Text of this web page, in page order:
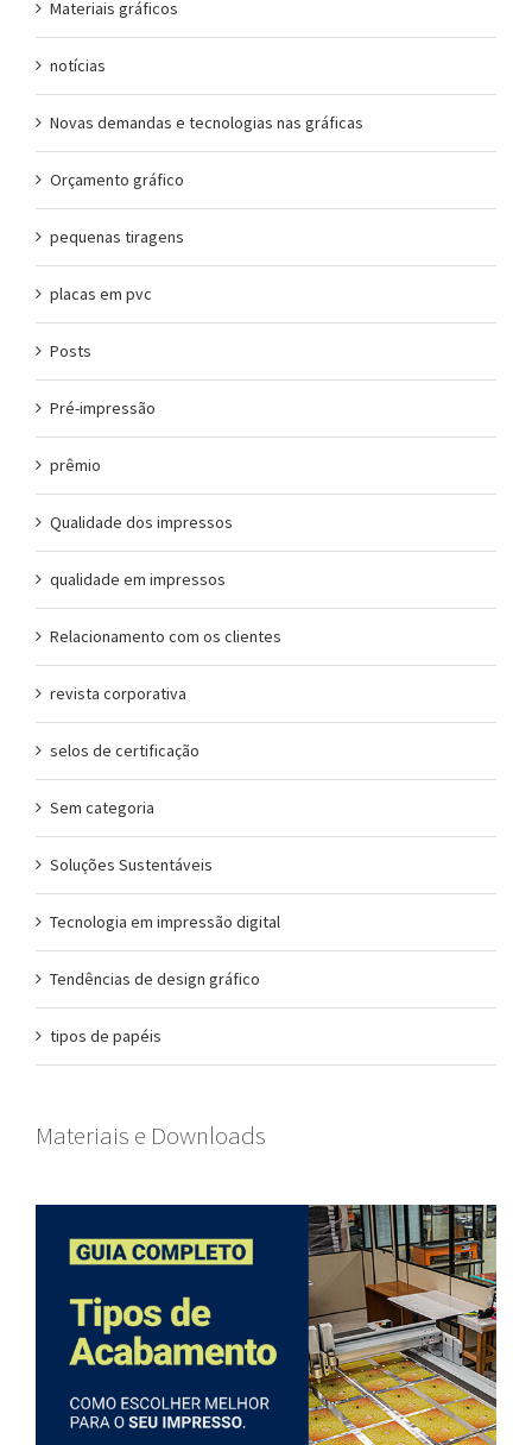
Materiais gráficos
notícias
Novas demandas e tecnologias nas gráficas
Orçamento gráfico
pequenas tiragens
placas em pvc
Posts
Pré-impressão
prêmio
Qualidade dos impressos
qualidade em impressos
Relacionamento com os clientes
revista corporativa
selos de certificação
Sem categoria
Soluções Sustentáveis
Tecnologia em impressão digital
Tendências de design gráfico
tipos de papéis
Materiais e Downloads